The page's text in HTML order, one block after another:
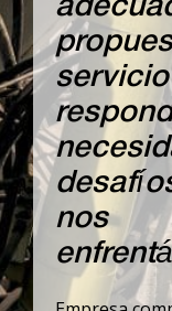
nos